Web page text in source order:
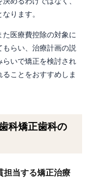
なります。
医療費控除の対象に
らい、治療計画の説
らいで矯正を検討され
ことをおすすめしま
科矯正歯科の
担当する矯正治療